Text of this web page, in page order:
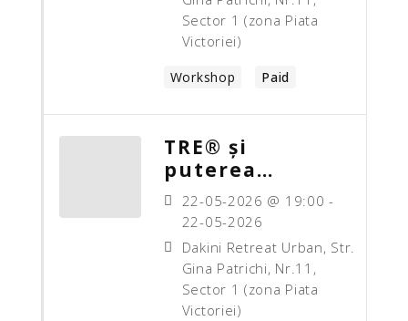
Sector 1 (zona Piata
Victoriei)
Workshop Paid
TRE® și
puterea
corpului:
Eliberare și
Conectare
22-05-2026 @ 19:00 -
22-05-2026
Dakini Retreat Urban, Str.
Gina Patrichi, Nr.11,
Sector 1 (zona Piata
Victoriei)